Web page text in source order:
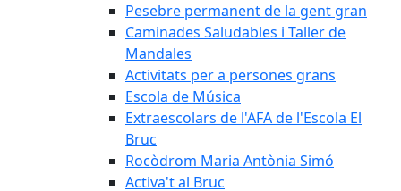
Pesebre permanent de la gent gran
Caminades Saludables i Taller de
Mandales
Activitats per a persones grans
Escola de Música
Extraescolars de l'AFA de l'Escola El
Bruc
Rocòdrom Maria Antònia Simó
Activa't al Bruc